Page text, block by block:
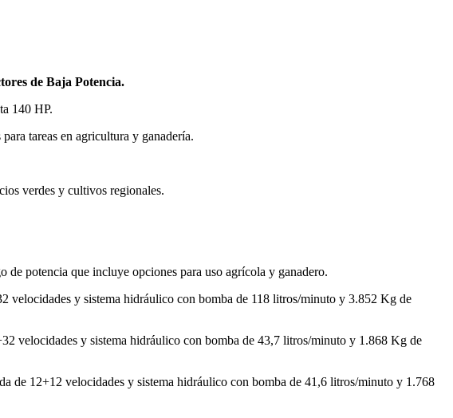
de Baja Potencia.
140 HP.
tareas en agricultura y ganadería.
verdes y cultivos regionales.
de potencia que incluye opciones para uso agrícola y ganadero.
velocidades y sistema hidráulico con bomba de 118 litros/minuto y 3.852 Kg de
velocidades y sistema hidráulico con bomba de 43,7 litros/minuto y 1.868 Kg de
de 12+12 velocidades y sistema hidráulico con bomba de 41,6 litros/minuto y 1.768